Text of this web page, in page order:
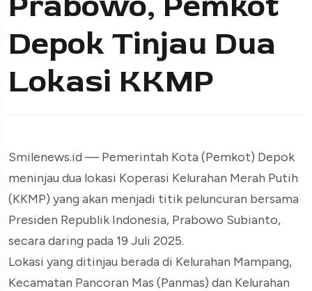
Depok Tinjau Dua
Lokasi KKMP
Smilenews.id — Pemerintah Kota (Pemkot) Depok
meninjau dua lokasi Koperasi Kelurahan Merah Putih
(KKMP) yang akan menjadi titik peluncuran bersama
Presiden Republik Indonesia, Prabowo Subianto,
secara daring pada 19 Juli 2025.
Lokasi yang ditinjau berada di Kelurahan Mampang,
Kecamatan Pancoran Mas (Panmas) dan Kelurahan